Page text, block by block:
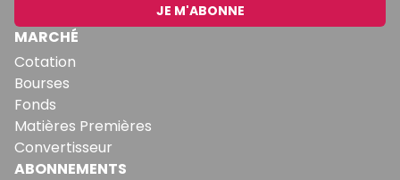
JE M'ABONNE
MARCHÉ
Cotation
Bourses
Fonds
Matières Premières
Convertisseur
ABONNEMENTS